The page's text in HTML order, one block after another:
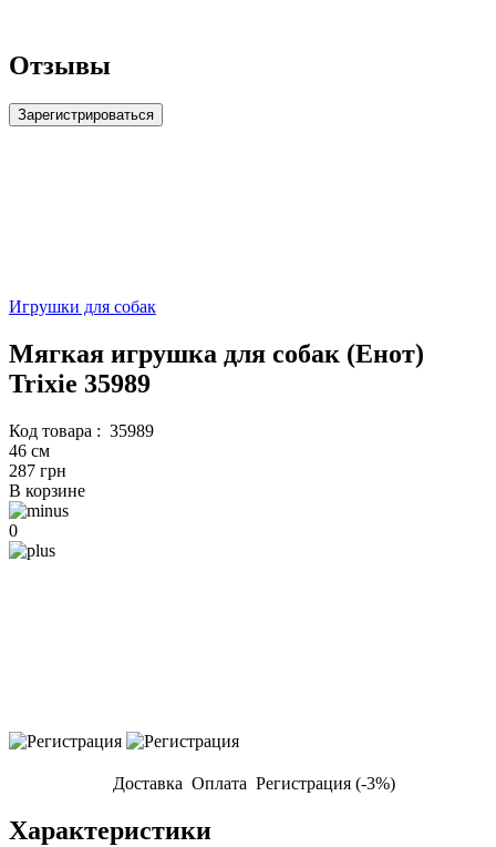
Отзывы
Зарегистрироваться
Игрушки для собак
Мягкая игрушка для собак (Енот)
Trixie 35989
Код товара : 35989
46 см
287 грн
В корзине
0
Доставка Оплата Регистрация (-3%)
Характеристики